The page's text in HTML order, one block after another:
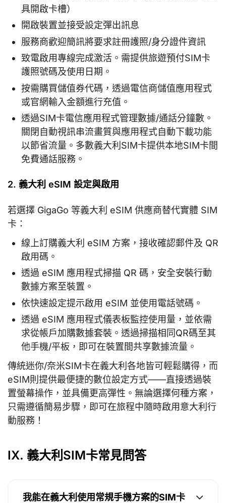
具開啟卡槽）
開啟裝置並接受設定彈出訊息
服務商歡迎簡訊將要求註冊護照/身分證件資訊
致電啟用專線完成激活。需提供旅遊預付SIM卡
護照號碼及使用日期。
按需購買儲值券代碼，透過電信商儲值應用程式
或官網輸入金額進行充值。
透過SIM卡電信應用程式管理數據/通話分鐘數。
關閉自動視訊串流畫質與應用程式自動下載功能
以節省流量。多數義大利SIM卡提供本地SIM卡間
免費通話服務。
2. 義大利 eSIM 設定與啟用
若選擇 GigaGo 等義大利 eSIM 供應商替代實體 SIM
卡：
線上訂購義大利 eSIM 方案，接收確認郵件及 QR
啟用碼。
透過 eSIM 應用程式掃描 QR 碼，安全安裝行動
數據方案至裝置。
依快速設定提示啟用 eSIM 並使用電話號碼。
透過 eSIM 應用程式儀表板監控使用量，並依需
求從帳戶加購數據套裝。透過掃描相同QR碼至其
他手機/平板，即可在裝置間共享數據流量。
傳統迷你/奈米SIM卡在義大利各地皆可輕鬆購得，而
eSIM則提供最便捷的數位設定方式——直接透過裝
置螢幕操作，並具備更高彈性。無論選擇何種方案，
只需遵循簡易步驟，即可在旅程中隨時啟用意大利行
動服務！
IX. 義大利SIM卡常見問答
我能在義大利使用常規手機方案的SIM卡